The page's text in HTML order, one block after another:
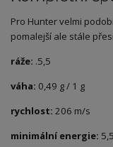
Pro Hunter velmi
pomalejší ale stále
ráže: .5,5
váha: 0,49 g / 1 g
rychlost: 206 m/s
minimální energie: